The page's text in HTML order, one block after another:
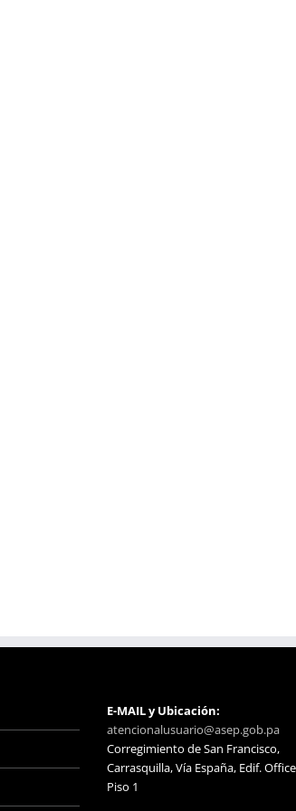
E-MAIL y Ubicación:
atencionalusuario@asep.gob.pa
Corregimiento de San Francisco,
Carrasquilla, Vía España, Edif.
Piso 1